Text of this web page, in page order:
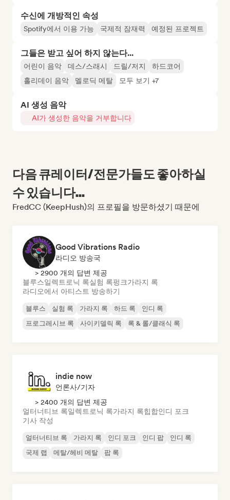
수신에 개방적인 속성
Spotify에서 이용 가능 국제적 잠재력 예정된 프로젝트
그들은 받고 싶어 하지 않는다...
어린이 음악 데스/스래시 드릴/저지
하드코어
홀리데이 음악
멜로딕 메탈 모두 보기 +7
AI 생성 음악
AI가 생성한 음악을 거부합니다
다음 큐레이터/전문가들도 좋아하실
수 있습니다...
FredCC (KeepHush)의 프로필을 방문하셨기 때문에
Good Vibrations Radio
라디오 방송국
> 2900 개의 답변 제공
블루스일렉트로닉 록실험 록펑크가라지 록
라디오에서 아티스트 방송하기
블루스 실험 록 가라지 록 하드 록
인디 록
프로그레시브 록
사이키델릭 록 록 & 롤/클래식 록
indie now
언론사/기자
> 2400 개의 답변 제공
얼터너티브 록일렉트로닉 록가라지 록힙합인디 포크
기사 작성
얼터너티브 록 가라지 록 인디 포크 인디 팝
인디 록
국제 랩
메탈/헤비 메탈 팝 록